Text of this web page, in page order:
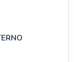
de bens